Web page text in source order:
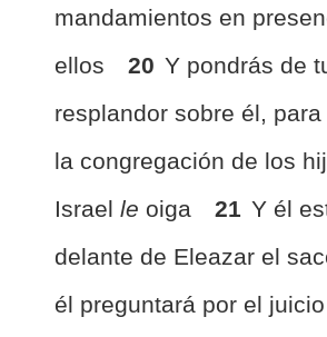
mandamientos en
ellos
20 Y pondrás de
resplandor sobre él,
la congregación de los
Israel le oiga 21 Y él
delante de Eleazar el
él preguntará por el